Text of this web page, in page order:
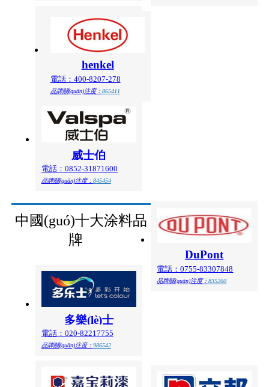
henkel
電話：400-8207-278
品牌關(guān)注度： 865411
威士伯
電話：0852-31871600
品牌關(guān)注度： 845454
DuPont
電話：0755-83307848
品牌關(guān)注度：835260
中國(guó)十大涂料品
牌
多樂(lè)士
電話：020-82217755
品牌關(guān)注度： 986542